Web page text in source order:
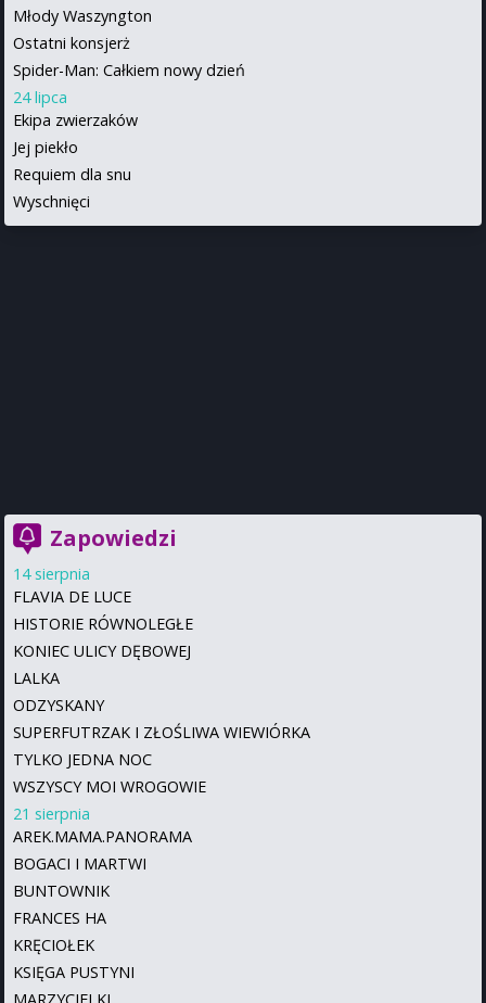
Młody Waszyngton
Ostatni konsjerż
Spider-Man: Całkiem nowy dzień
24 lipca
Ekipa zwierzaków
Jej piekło
Requiem dla snu
Wyschnięci
Zapowiedzi
14 sierpnia
FLAVIA DE LUCE
HISTORIE RÓWNOLEGŁE
KONIEC ULICY DĘBOWEJ
LALKA
ODZYSKANY
SUPERFUTRZAK I ZŁOŚLIWA WIEWIÓRKA
TYLKO JEDNA NOC
WSZYSCY MOI WROGOWIE
21 sierpnia
AREK.MAMA.PANORAMA
BOGACI I MARTWI
BUNTOWNIK
FRANCES HA
KRĘCIOŁEK
KSIĘGA PUSTYNI